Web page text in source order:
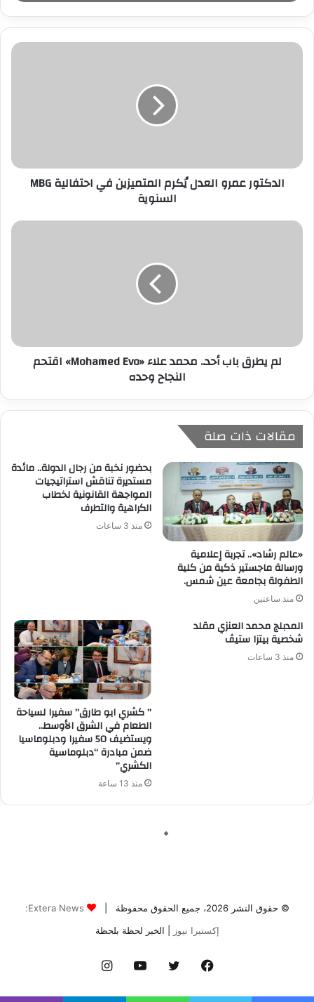
© حقوق النشر 2026، جميع الحقوق محفوظة |
Extera News:
إكستيرا نيوز
| الخبر لحظة بلحظة
فيسبوك تويتر يوتيوب